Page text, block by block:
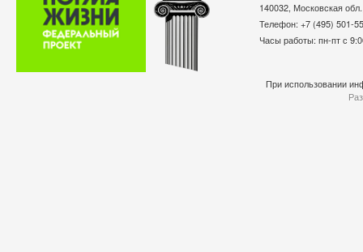
140032, Московская
Телефон: +7 (495)
Часы работы: пн-пт с
При использовании